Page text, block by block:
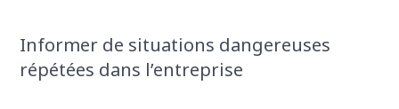
Informer de situations dangereuses
répétées dans l’entreprise